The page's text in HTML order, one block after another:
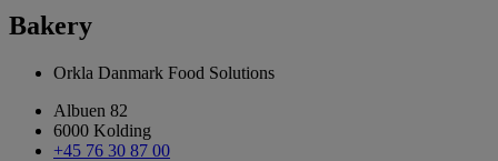
Bakery
Orkla Danmark Food Solutions
Albuen 82
6000 Kolding
+45 76 30 87 00